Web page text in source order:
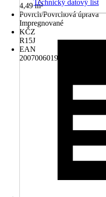
4,49 m²
Povrch/Povrchová úprava
Impregnované
KČZ
R15J
EAN
2007006019799,
Technický datový list